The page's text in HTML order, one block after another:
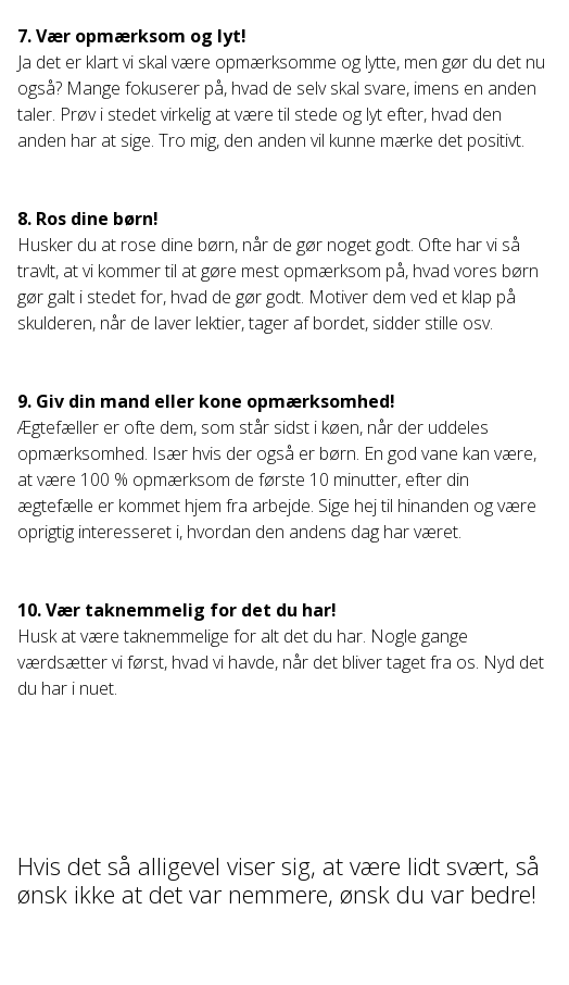
7. Vær opmærksom og lyt!
Ja det er klart vi skal være opmærksomme og lytte, men gør du det nu
også? Mange fokuserer på, hvad de selv skal svare, imens en anden
taler. Prøv i stedet virkelig at være til stede og lyt efter, hvad den
anden har at sige. Tro mig, den anden vil kunne mærke det positivt.
8. Ros dine børn!
Husker du at rose dine børn, når de gør noget godt. Ofte har vi så
travlt, at vi kommer til at gøre mest opmærksom på, hvad vores børn
gør galt i stedet for, hvad de gør godt. Motiver dem ved et klap på
skulderen, når de laver lektier, tager af bordet, sidder stille osv.
9. Giv din mand eller kone opmærksomhed!
Ægtefæller er ofte dem, som står sidst i køen, når der uddeles
opmærksomhed. Især hvis der også er børn. En god vane kan være,
at være 100 % opmærksom de første 10 minutter, efter din
ægtefælle er kommet hjem fra arbejde. Sige hej til hinanden og være
oprigtig interesseret i, hvordan den andens dag har været.
10. Vær taknemmelig for det du har!
Husk at være taknemmelige for alt det du har. Nogle gange
værdsætter vi først, hvad vi havde, når det bliver taget fra os. Nyd det
du har i nuet.
Hvis det så alligevel viser sig, at være lidt svært, så
ønsk ikke at det var nemmere, ønsk du var bedre!